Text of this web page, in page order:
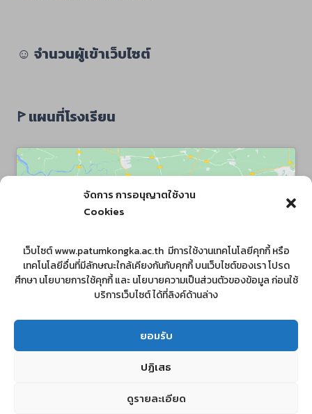
จัดการ การอนุญาตใช้งาน
Cookies
เว็บไซต์ www.patumkongka.ac.th มีการใช้งานเทคโนโลยีคุกกี้ หรือ
เทคโนโลยีอื่นที่มีลักษณะใกล้เคียงกันกับคุกกี้ บนเว็บไซต์ของเรา โปรด
ศึกษา นโยบายการใช้คุกกี้ และ นโยบายความเป็นส่วนตัวของข้อมูล ก่อนใช้
บริการเว็บไซต์ ได้ที่ลิงค์ด้านล่าง
ยอมรับ
ปฏิเสธ
ดูรายละเอียด
☺︎ จำนวนผู้เข้าเว็บไซต์
ꚰ แผนที่โรงเรียน
enable this content